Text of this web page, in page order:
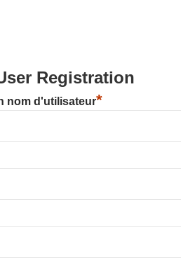
Registration
nom d'utilisateur*